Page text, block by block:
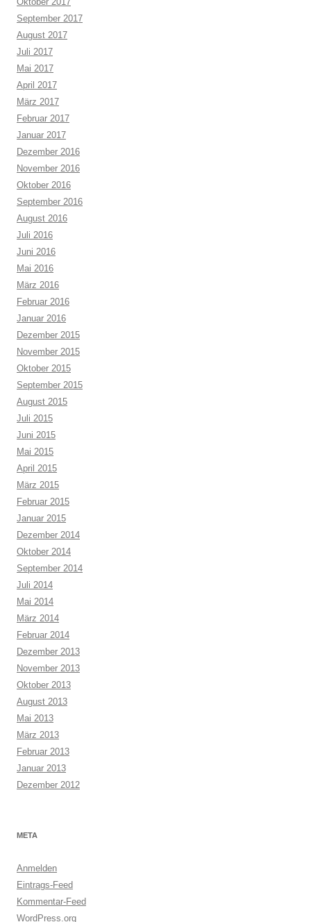
September 2017
August 2017
Juli 2017
Mai 2017
April 2017
März 2017
Februar 2017
Januar 2017
Dezember 2016
November 2016
Oktober 2016
September 2016
August 2016
Juli 2016
Juni 2016
Mai 2016
März 2016
Februar 2016
Januar 2016
Dezember 2015
November 2015
Oktober 2015
September 2015
August 2015
Juli 2015
Juni 2015
Mai 2015
April 2015
März 2015
Februar 2015
Januar 2015
Dezember 2014
Oktober 2014
September 2014
Juli 2014
Mai 2014
März 2014
Februar 2014
Dezember 2013
November 2013
Oktober 2013
August 2013
Mai 2013
März 2013
Februar 2013
Januar 2013
Dezember 2012
META
Anmelden
Eintrags-Feed
Kommentar-Feed
WordPress.org